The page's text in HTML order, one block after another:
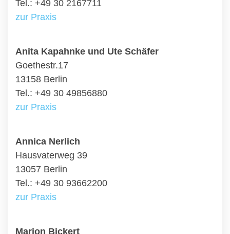
Tel.: +49 30 2167711
zur Praxis
Anita Kapahnke und Ute Schäfer
Goethestr.17
13158 Berlin
Tel.: +49 30 49856880
zur Praxis
Annica Nerlich
Hausvaterweg 39
13057 Berlin
Tel.: +49 30 93662200
zur Praxis
Marion Bickert